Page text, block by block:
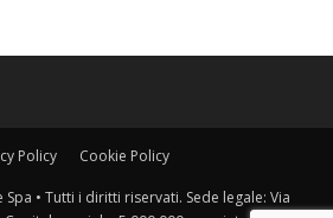
Policy Cookie Policy
• Tutti i diritti riservati. Sede legale: Via